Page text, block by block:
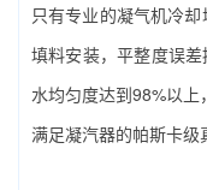
只有专业的‌凝气机冷
填料安装，平整度误
水均匀度达到98%以
满足凝汽器的帕斯卡级